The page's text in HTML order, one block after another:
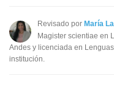
Existen sinónimos
Ninguno de los
Revisado por María
Magister scientiae en
Andes y licenciada en
institución.